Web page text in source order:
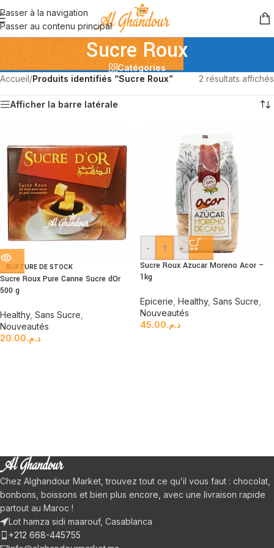
Passer à la navigation
Passer au contenu principal
Sucre Roux
Catégories
Accueil/Produits identifiés “Sucre Roux” 2 résultats affichés
Afficher la barre latérale
RUPTURE DE STOCK
Sucre Roux Pure Canne Sucre dOr
500 g
Healthy, Sans Sucre
Nouveautés
د.م.20.00
- +
Sucre Roux Azucar Moreno Acor –
1kg
Epicerie Healthy, Sans Sucre
Nouveautés
د.م.45.00
Chez Alghandour Market, trouvez tout ce qu’il vous faut : chocolat,
bonbons, boissons et bien plus encore, avec une livraison rapide
partout au Maroc !
Lot hamza sidi maarouf, Casablanca
+212 668-445755